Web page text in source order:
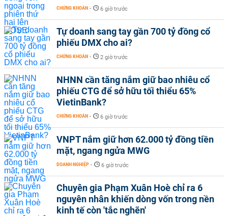
CHỨNG KHOÁN - 6 giờ trước
Tự doanh sang tay gần 700 tỷ đồng cổ
phiếu DMX cho ai?
CHỨNG KHOÁN - 2 giờ trước
NHNN cần tăng nắm giữ bao nhiêu cổ
phiếu CTG để sở hữu tối thiểu 65%
VietinBank?
CHỨNG KHOÁN - 6 giờ trước
VNPT nắm giữ hơn 62.000 tỷ đồng tiền
mặt, ngang ngửa MWG
DOANH NGHIỆP - 6 giờ trước
Chuyên gia Phạm Xuân Hoè chỉ ra 6
nguyên nhân khiến dòng vốn trong nền
kinh tế còn 'tắc nghẽn'